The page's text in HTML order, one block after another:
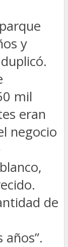
y
mil
eran
negocio
de